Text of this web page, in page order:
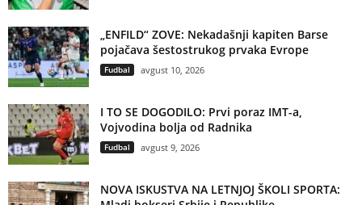
„ENFILD“ ZOVE: Nekadašnji kapiten Barse
pojačava šestostrukog prvaka Evrope
Fudbal avgust 10, 2026
I TO SE DOGODILO: Prvi poraz IMT-a,
Vojvodina bolja od Radnika
Fudbal avgust 9, 2026
NOVA ISKUSTVA NA LETNJOJ ŠKOLI SPORTA: